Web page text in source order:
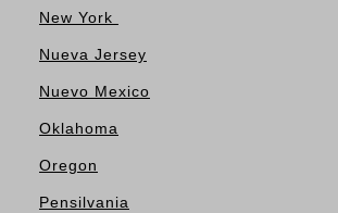
New York
Nueva Jersey
Nuevo Mexico
Oklahoma
Oregon
Pensilvania